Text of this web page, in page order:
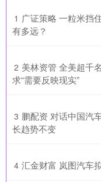
1 广证策略 一粒米挡
有多远？
2 美林资管 全美超千
求“需要反映现实”
3 鹏配资 对话中国汽
长趋势不变
4 汇金财富 岚图汽车